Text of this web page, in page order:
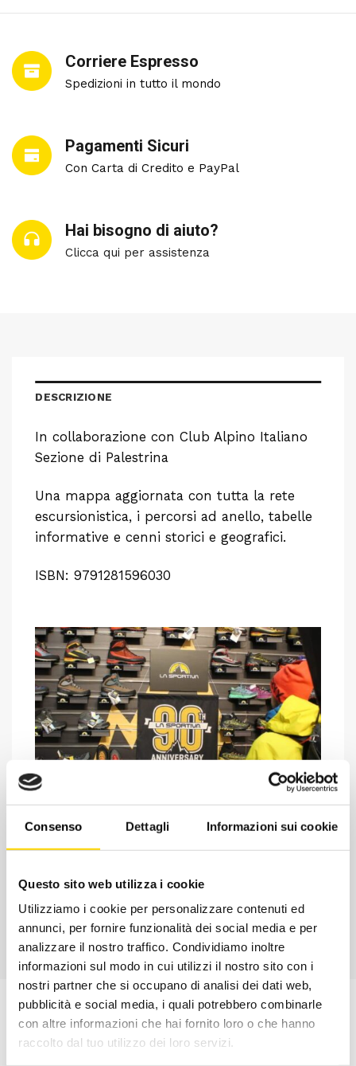
Consenso Dettagli Informazioni sui cookie
Questo sito web utilizza i cookie
Utilizziamo i cookie per personalizzare contenuti ed
annunci, per fornire funzionalità dei social media e per
analizzare il nostro traffico. Condividiamo inoltre
informazioni sul modo in cui utilizzi il nostro sito con i
nostri partner che si occupano di analisi dei dati web,
pubblicità e social media, i quali potrebbero combinarle
con altre informazioni che hai fornito loro o che hanno
raccolto dal tuo utilizzo dei loro servizi.
Corriere Espresso
Spedizioni in tutto il mondo
Pagamenti Sicuri
Con Carta di Credito e PayPal
Hai bisogno di aiuto?
Clicca qui per assistenza
Davide di RRTrek
DESCRIZIONE
In collaborazione con Club Alpino Italiano
Sezione di Palestrina
Una mappa aggiornata con tutta la rete
escursionistica, i percorsi ad anello, tabelle
informative e cenni storici e geografici.
ISBN: 9791281596030